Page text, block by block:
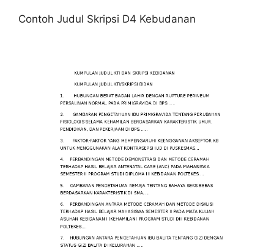
Contoh Judul Skripsi D4 Kebudanan